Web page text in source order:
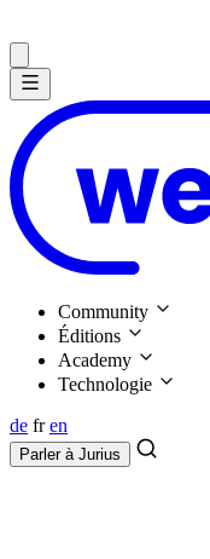
Community
Éditions
Academy
Technologie
de fr en
Parler à Jurius